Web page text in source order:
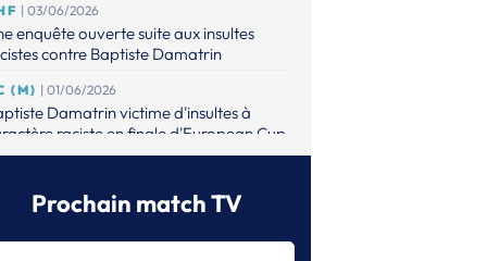
| 03/06/2026
enquête ouverte suite aux insultes
contre Baptiste Damatrin
(M) | 01/06/2026
Damatrin victime d'insultes à
raciste en finale d'European Cup
s’offre le premier titre européen
son histoire
Prochain match TV